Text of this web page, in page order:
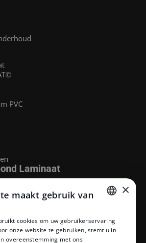
PVC
Laminaat
den Ijssel
DUTCH
×
maakt gebruik van
cookies om uw gebruikerservaring
onze website te gebruiken, stemt u in
overeenstemming met ons